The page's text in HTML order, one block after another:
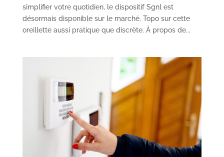
simplifier votre quotidien, le dispositif Sgnl est
désormais disponible sur le marché. Topo sur cette
oreillette aussi pratique que discrète. À propos de...